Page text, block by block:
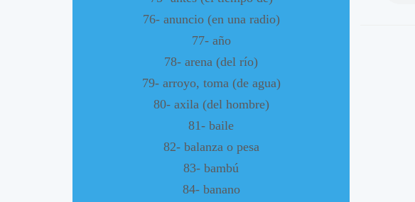
76- anuncio (en una radio)
77- año
78- arena (del río)
79- arroyo, toma (de agua)
80- axila (del hombre)
81- baile
82- balanza o pesa
83- bambú
84- banano